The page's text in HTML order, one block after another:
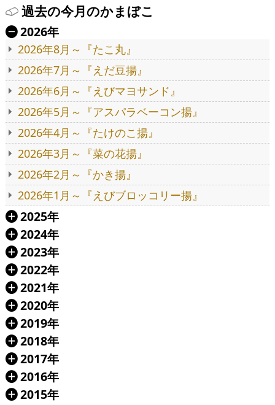
過去の今月のかまぼこ
Ä 2026年
2026年8月～『たこ丸』
2026年7月～『えだ豆揚』
2026年6月～『えびマヨサンド』
2026年5月～『アスパラベーコン揚』
2026年4月～『たけのこ揚』
2026年3月～『菜の花揚』
2026年2月～『かき揚』
2026年1月～『えびブロッコリー揚』
Á 2025年
Á 2024年
Á 2023年
Á 2022年
Á 2021年
Á 2020年
Á 2019年
Á 2018年
Á 2017年
Á 2016年
Á 2015年